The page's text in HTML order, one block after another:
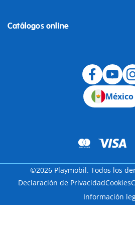
Catálogos online
México
©2026 Playmobil. Todos los
Declaración de PrivacidadCookies
Información